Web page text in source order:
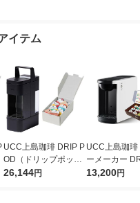
イテム
UCC上島珈琲 DRIP P
OD（ドリップポッ
ド）YOUBI（ヨウ
26,144円
UCC上島珈琲
ーメーカー
D（ドリップ
13,200円